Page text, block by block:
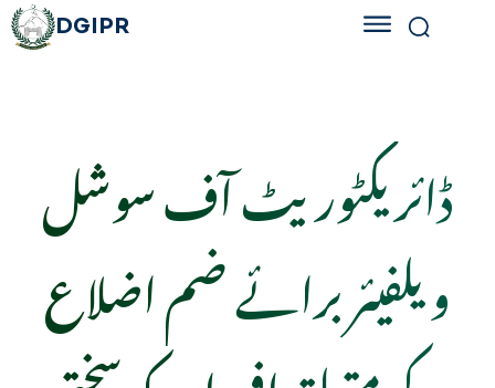
DGIPR
ڈائریکٹوریٹ آف سوشل
ویلفیئر برائے ضم اضلاع